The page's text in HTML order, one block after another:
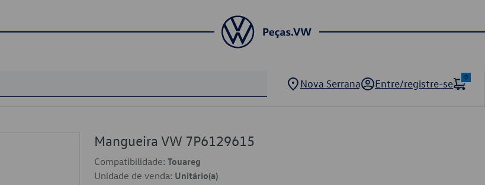
Nova Serrana Entre/registre-se
0
Mangueira VW 7P6129615
Compatibilidade: Touareg
Unidade de venda: Unitário(a)